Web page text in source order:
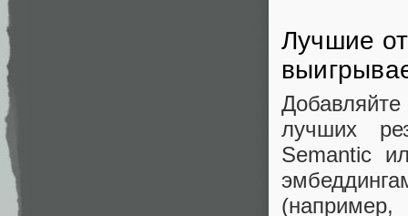
Лучшие
лучших
Semantic